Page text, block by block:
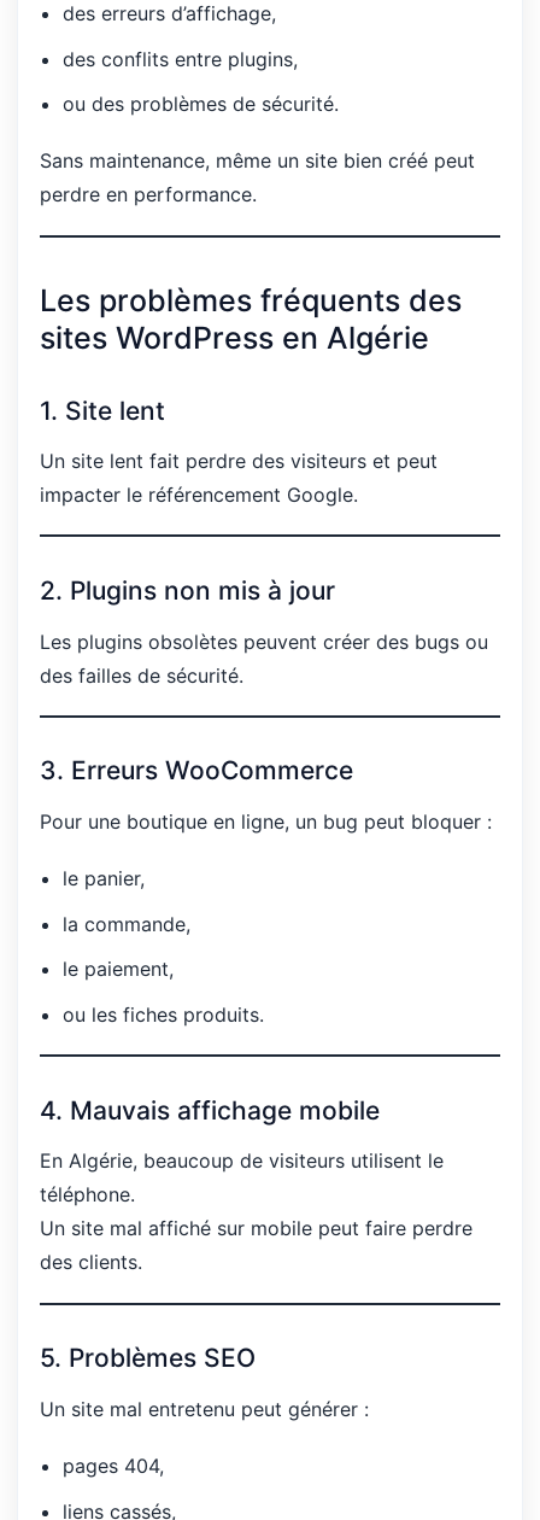
des erreurs d’affichage,
des conflits entre plugins,
ou des problèmes de sécurité.
Sans maintenance, même un site bien créé peut
perdre en performance.
Les problèmes fréquents des
sites WordPress en Algérie
1. Site lent
Un site lent fait perdre des visiteurs et peut
impacter le référencement Google.
2. Plugins non mis à jour
Les plugins obsolètes peuvent créer des bugs ou
des failles de sécurité.
3. Erreurs WooCommerce
Pour une boutique en ligne, un bug peut bloquer :
le panier,
la commande,
le paiement,
ou les fiches produits.
4. Mauvais affichage mobile
En Algérie, beaucoup de visiteurs utilisent le
téléphone.
Un site mal affiché sur mobile peut faire perdre
des clients.
5. Problèmes SEO
Un site mal entretenu peut générer :
pages 404,
liens cassés,